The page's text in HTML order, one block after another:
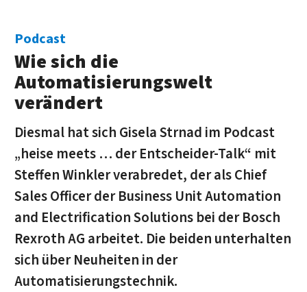
Podcast
Wie sich die
Automatisierungswelt
verändert
Diesmal hat sich Gisela Strnad im Podcast
„heise meets … der Entscheider-Talk“ mit
Steffen Winkler verabredet, der als Chief
Sales Officer der Business Unit Automation
and Electrification Solutions bei der Bosch
Rexroth AG arbeitet. Die beiden unterhalten
sich über Neuheiten in der
Automatisierungstechnik.